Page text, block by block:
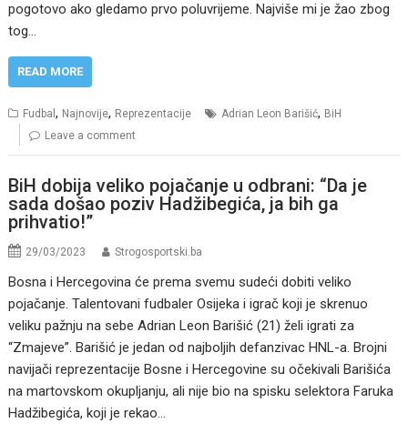
pogotovo ako gledamo prvo poluvrijeme. Najviše mi je žao zbog
tog…
READ MORE
Fudbal, Najnovije, Reprezentacije Adrian Leon Barišić, BiH
Leave a comment
BiH dobija veliko pojačanje u odbrani: “Da je
sada došao poziv Hadžibegića, ja bih ga
prihvatio!”
29/03/2023 Strogosportski.ba
Bosna i Hercegovina će prema svemu sudeći dobiti veliko
pojačanje. Talentovani fudbaler Osijeka i igrač koji je skrenuo
veliku pažnju na sebe Adrian Leon Barišić (21) želi igrati za
“Zmajeve”. Barišić je jedan od najboljih defanzivac HNL-a. Brojni
navijači reprezentacije Bosne i Hercegovine su očekivali Barišića
na martovskom okupljanju, ali nije bio na spisku selektora Faruka
Hadžibegića, koji je rekao…